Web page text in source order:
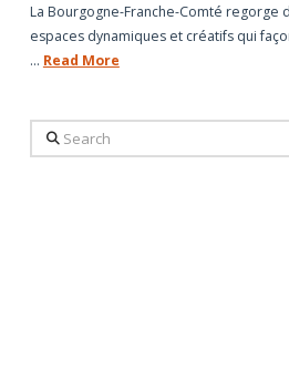
La Bourgogne-Franche-Comté regorge
espaces dynamiques et créatifs qui
… Read More
Search